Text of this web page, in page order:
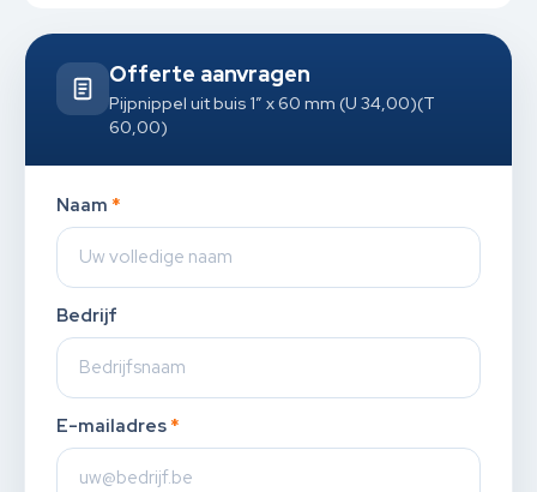
Offerte aanvragen
Pijpnippel uit buis 1” x 60 mm (U 34,00)(T
60,00)
Naam *
Bedrijf
E-mailadres *